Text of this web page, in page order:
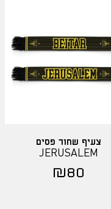
צעיף שחור פסים
JERUSALEM
₪80